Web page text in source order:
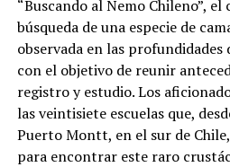
“Buscando al Nemo Chileno”,
búsqueda de una especie de
observada en las profundidades
con el objetivo de reunir
registro y estudio. Los
las veintisiete escuelas que,
Puerto Montt, en el sur de
para encontrar este raro